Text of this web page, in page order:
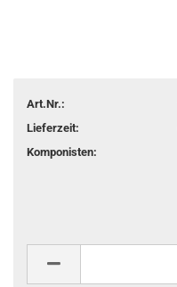
Art.Nr.:
Lieferzeit:
Komponisten: